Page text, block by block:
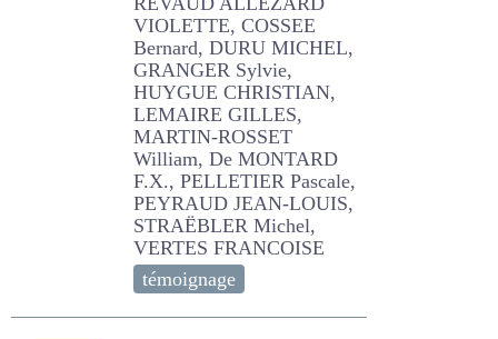
PFLIMLIN ANDRE, REVAUD
ALLEZARD VIOLETTE,
COSSEE Bernard, DURU
MICHEL, GRANGER Sylvie,
HUYGUE CHRISTIAN,
LEMAIRE GILLES, MARTIN-
ROSSET William, De
MONTARD F.X., PELLETIER
Pascale, PEYRAUD JEAN-
LOUIS, STRAËBLER Michel,
VERTES FRANCOISE
témoignage